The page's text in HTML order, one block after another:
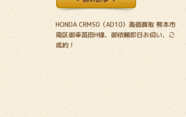
HONDA CRM50（AD10）高価買取 熊本市
南区御幸笛田H様、御依頼即日お伺い、ご
成約！